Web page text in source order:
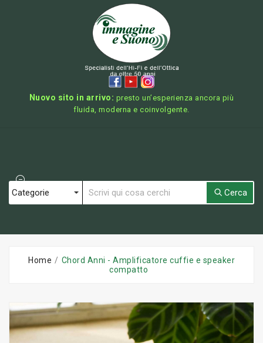
Nuovo sito in arrivo: presto un’esperienza ancora più
fluida, moderna e coinvolgente.
Cerca
Home
Chord Anni - Amplificatore cuffie e speaker
compatto